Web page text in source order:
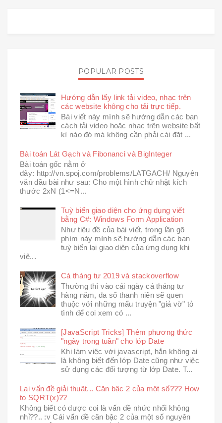
POPULAR POSTS
Hướng dẫn lấy link tải video, nhạc trên
các website không cho tải trực tiếp.
Bài viết này mình sẽ hướng dẫn các bạn
cách tải video hoặc nhạc trên website bất
kì nào đó mà không cần phải cài đặt ...
Bài toán Lát Gạch và Fibonanci và BigInteger
Bài toán gốc nằm ở
đây: http://vn.spoj.com/problems/LATGACH/ Nguyên
văn đầu bài như sau: Cho một hình chữ nhật kích
thước 2xN (1<=N...
Tuỳ biến giao diện cho ứng dụng viết
bằng C#: Windows Form Application
Như tiêu đề của bài viết, trong lần gõ
phím này mình sẽ hướng dẫn các bạn
tuỳ biến lại giao diện của ứng dụng khi
viê...
Cá tháng tư 2019 và stackoverflow
Thường thì vào cái ngày cá tháng tư
hàng năm, đa số thanh niên sẽ quen
thuộc với những mẩu truyện "giả vờ" tỏ
tình để coi xem có ...
[JavaScript Tricks] Thêm phương thức
"ngày trong tuần" cho lớp Date
Khi làm việc với javascript, hẳn không ai
là không biết đến lớp Date cũng như việc
sử dụng các đối tượng từ lớp Date. T...
Lại vấn đề giải thuật... Căn bậc 2 của một số??? How
to SQRT(x)??
Không biết có được coi là vấn đề nhức nhối không
nhỉ??.. :v Cái vấn đề căn bậc 2 của một số nguyên